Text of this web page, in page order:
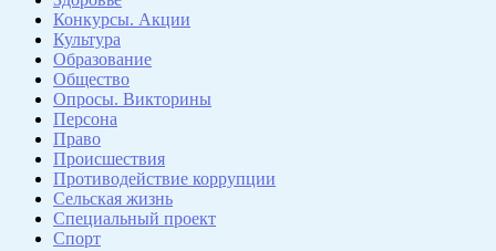
Конкурсы. Акции
Культура
Образование
Общество
Опросы. Викторины
Персона
Право
Происшествия
Противодействие коррупции
Сельская жизнь
Специальный проект
Спорт